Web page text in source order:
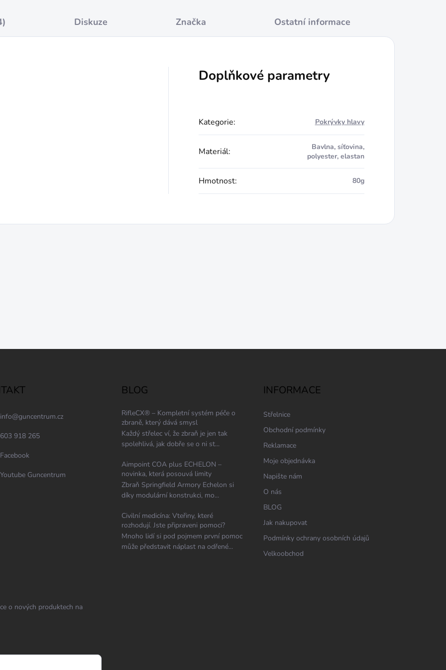
Diskuze Značka Ostatní informace
Doplňkové parametry
Kategorie: Pokrývky hlavy
Materiál:
Bavlna, síťovina,
polyester, elastan
Hmotnost: 80g
info@guncentrum.cz
603 918 265
Facebook
Youtube Guncentrum
BLOG
RifleCX® – Kompletní systém péče o
zbraně, který dává smysl
Každý střelec ví, že zbraň je jen tak
spolehlivá, jak dobře se o ni st...
Aimpoint COA plus ECHELON –
novinka, která posouvá limity
Zbraň Springfield Armory Echelon si
díky modulární konstrukci, mo...
Civilní medicína: Vteřiny, které
rozhodují. Jste připraveni pomoci?
Mnoho lidí si pod pojmem první pomoc
může představit náplast na odřené...
INFORMACE
Střelnice
Obchodní podmínky
Reklamace
Moje objednávka
Napište nám
O nás
BLOG
Jak nakupovat
Podmínky ochrany osobních údajů
Velkoobchod
o nových produktech na